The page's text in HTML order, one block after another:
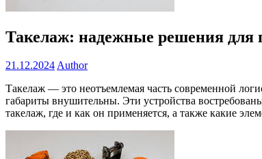
Такелаж: надежные решения для
21.12.2024Author
Такелаж — это неотъемлемая часть современной
габариты внушительны. Эти устройства
такелаж, где и как он применяется, а также какие